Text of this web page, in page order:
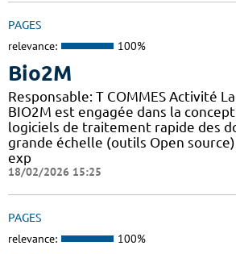
PAGES
relevance: 100%
Bio2M
Responsable: T COMMES Activité
BIO2M est engagée dans la
logiciels de traitement rapide des
grande échelle (outils Open
exp
18/02/2026 15:25
PAGES
relevance: 100%